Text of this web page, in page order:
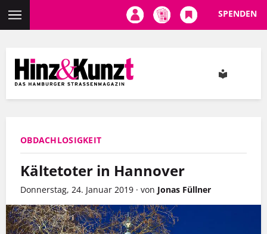
Inhalt
SPENDEN
OBDACHLOSIGKEIT
Kältetoter in Hannover
Donnerstag, 24. Januar 2019 · von Jonas Füllner